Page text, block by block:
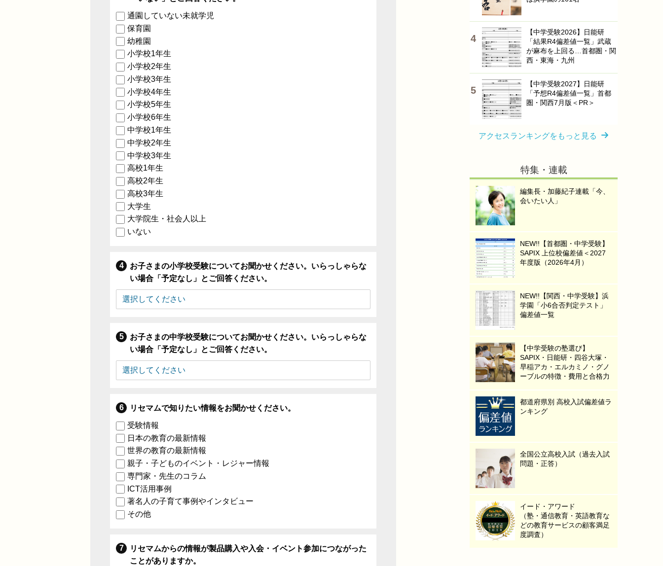
通園していない未就学児
保育園
幼稚園
小学校1年生
小学校2年生
小学校3年生
小学校4年生
小学校5年生
小学校6年生
中学校1年生
中学校2年生
中学校3年生
高校1年生
高校2年生
高校3年生
大学生
大学院生・社会人以上
いない
お子さまの小学校受験についてお聞かせください。いらっしゃらな
い場合「予定なし」とご回答ください。
お子さまの中学校受験についてお聞かせください。いらっしゃらな
い場合「予定なし」とご回答ください。
リセマムで知りたい情報をお聞かせください。
受験情報
日本の教育の最新情報
世界の教育の最新情報
親子・子どものイベント・レジャー情報
専門家・先生のコラム
ICT活用事例
著名人の子育て事例やインタビュー
その他
リセマムからの情報が製品購入や入会・イベント参加につながった
ことがありますか。
【中学受験2026】日能研
「結果R4偏差値一覧」武蔵
が麻布を上回る…首都圏・関
西・東海・九州
【中学受験2027】日能研
「予想R4偏差値一覧」首都
圏・関西7月版＜PR＞
アクセスランキングをもっと見る
特集・連載
編集長・加藤紀子連載「今、
会いたい人」
NEW!!【首都圏・中学受験】
SAPIX 上位校偏差値＜2027
年度版（2026年4月）
NEW!!【関西・中学受験】浜
学園「小6合否判定テスト」
偏差値一覧
【中学受験の塾選び】
SAPIX・日能研・四谷大塚・
早稲アカ・エルカミノ・グノ
ーブルの特徴・費用と合格力
都道府県別 高校入試偏差値ラ
ンキング
全国公立高校入試（過去入試
問題・正答）
イード・アワード
（塾・通信教育・英語教育な
どの教育サービスの顧客満足
度調査）